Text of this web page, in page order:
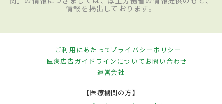
情報を掲出しております。
ご利用にあたってプライバシーポリシー
医療広告ガイドラインについてお問い合わせ
運営会社
【医療機関の方】